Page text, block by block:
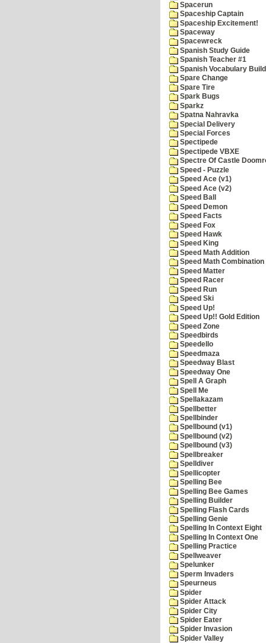
Spacerun
Spaceship Captain
Spaceship Excitement!
Spaceway
Spacewreck
Spanish Study Guide
Spanish Teacher #1
Spanish Vocabulary
Spare Change
Spare Tire
Spark Bugs
Sparkz
Spatna Nahravka
Special Delivery
Special Forces
Spectipede
Spectipede VBXE
Spectre Of Castle
Speed - Puzzle
Speed Ace (v1)
Speed Ace (v2)
Speed Ball
Speed Demon
Speed Facts
Speed Fox
Speed Hawk
Speed King
Speed Math Addition
Speed Math Combination
Speed Matter
Speed Racer
Speed Run
Speed Ski
Speed Up!
Speed Up!! Gold Edition
Speed Zone
Speedbirds
Speedello
Speedmaza
Speedway Blast
Speedway One
Spell A Graph
Spell Me
Spellakazam
Spellbetter
Spellbinder
Spellbound (v1)
Spellbound (v2)
Spellbound (v3)
Spellbreaker
Spelldiver
Spellicopter
Spelling Bee
Spelling Bee Games
Spelling Builder
Spelling Flash Cards
Spelling Genie
Spelling In Context Eight
Spelling In Context One
Spelling Practice
Spellweaver
Spelunker
Sperm Invaders
Speurneus
Spider
Spider Attack
Spider City
Spider Eater
Spider Invasion
Spider Valley